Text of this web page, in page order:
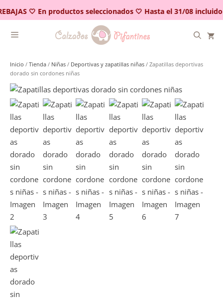
🤍 En productos seleccionados 🤍 Hasta el 31/08 incluido
al
contenido
Inicio / Tienda / Niñas / Deportivas y zapatillas niñas / Zapatillas deportivas
dorado sin cordones niñas